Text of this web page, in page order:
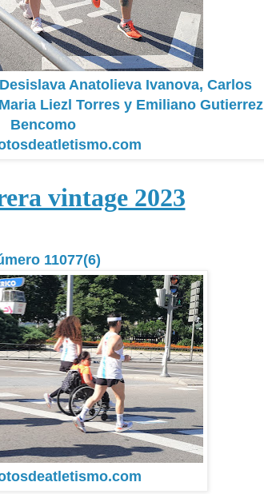
Anatolieva Ivanova, Carlos
Liezl Torres y Emiliano Gutierrez
Bencomo
vintage 2023
11077(6)